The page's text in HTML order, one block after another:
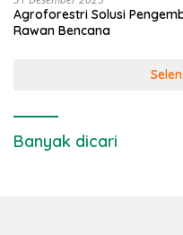
Agroforestri Solusi
Rawan Bencana
Banyak dicari